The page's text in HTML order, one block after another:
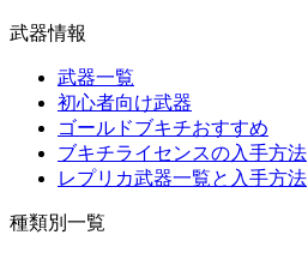
武器情報
武器一覧
初心者向け武器
ゴールドブキチおすすめ
ブキチライセンスの入手方法
レプリカ武器一覧と入手方法
種類別一覧